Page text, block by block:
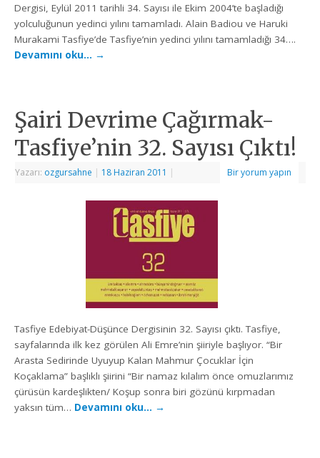
Dergisi, Eylül 2011 tarihli 34. Sayısı ile Ekim 2004’te başladığı
yolculuğunun yedinci yılını tamamladı. Alain Badiou ve Haruki
Murakami Tasfiye’de Tasfiye’nin yedinci yılını tamamladığı 34….
Devamını oku… →
Şairi Devrime Çağırmak-
Tasfiye’nin 32. Sayısı Çıktı!
Yazarı: ozgursahne | 18 Haziran 2011 | Bir yorum yapın
Tasfiye Edebiyat-Düşünce Dergisinin 32. Sayısı çıktı. Tasfiye,
sayfalarında ilk kez görülen Ali Emre’nin şiiriyle başlıyor. “Bir
Arasta Sedirinde Uyuyup Kalan Mahmur Çocuklar İçin
Koçaklama” başlıklı şiirini “Bir namaz kılalım önce omuzlarımız
çürüsün kardeşlikten/ Koşup sonra biri gözünü kırpmadan
yaksın tüm… Devamını oku… →